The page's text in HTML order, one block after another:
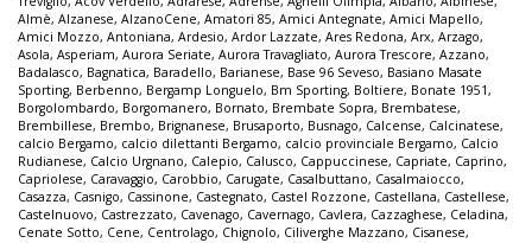
Almè, Alzanese, AlzanoCene, Amatori 85, Amici Antegnate, Amici Mapello,
Amici Mozzo, Antoniana, Ardesio, Ardor Lazzate, Ares Redona, Arx, Arzago,
Asola, Asperiam, Aurora Seriate, Aurora Travagliato, Aurora Trescore, Azzano,
Badalasco, Bagnatica, Baradello, Barianese, Base 96 Seveso, Basiano Masate
Sporting, Berbenno, Bergamp Longuelo, Bm Sporting, Boltiere, Bonate 1951,
Borgolombardo, Borgomanero, Bornato, Brembate Sopra, Brembatese,
Brembillese, Brembo, Brignanese, Brusaporto, Busnago, Calcense, Calcinatese,
calcio Bergamo, calcio dilettanti Bergamo, calcio provinciale Bergamo, Calcio
Rudianese, Calcio Urgnano, Calepio, Calusco, Cappuccinese, Capriate, Caprino,
Capriolese, Caravaggio, Carobbio, Carugate, Casalbuttano, Casalmaiocco,
Casazza, Casnigo, Cassinone, Castegnato, Castel Rozzone, Castellana, Castellese,
Castelnuovo, Castrezzato, Cavenago, Cavernago, Cavlera, Cazzaghese, Celadina,
Cenate Sotto, Cene, Centrolago, Chignolo, Ciliverghe Mazzano, Cisanese,